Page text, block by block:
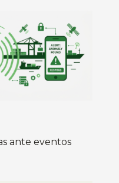
ante eventos